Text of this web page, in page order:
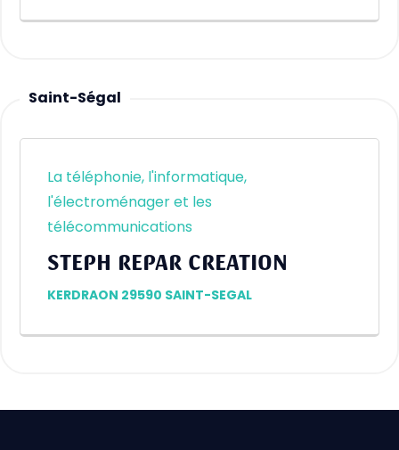
Saint-Ségal
La téléphonie, l'informatique,
l'électroménager et les
télécommunications
STEPH REPAR CREATION
KERDRAON 29590 SAINT-SEGAL